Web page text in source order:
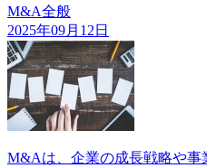
M&A全般
2025年09月12日
M&Aは、企業の成長戦略や事